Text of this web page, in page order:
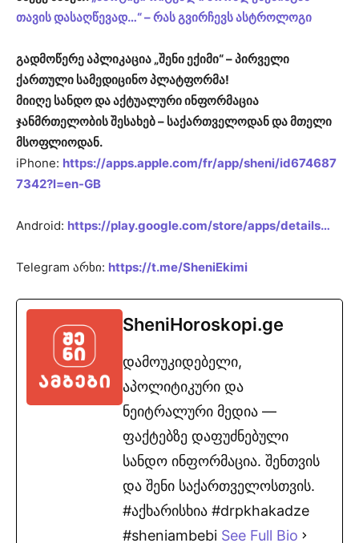
თავის დასაღწევად…“ – რას გვირჩევს ასტროლოგი
გადმოწერე აპლიკაცია „შენი ექიმი“ – პირველი
ქართული სამედიცინო პლატფორმა!
მიიღე სანდო და აქტუალური ინფორმაცია
ჯანმრთელობის შესახებ – საქართველოდან და მთელი
მსოფლიოდან.
iPhone: https://apps.apple.com/fr/app/sheni/id674687
7342?l=en-GB
Android: https://play.google.com/store/apps/details…
Telegram არხი: https://t.me/SheniEkimi
SheniHoroskopi.ge
დამოუკიდებელი,
აპოლიტიკური და
ნეიტრალური მედია —
ფაქტებზე დაფუძნებული
სანდო ინფორმაცია. შენთვის
და შენი საქართველოსთვის.
#აქხარისხია #drpkhakadze
#sheniambebi See Full Bio